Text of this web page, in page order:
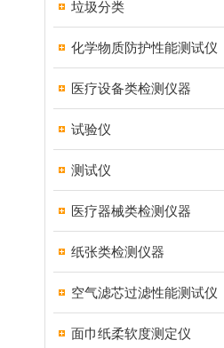
垃圾分类
化学物质防护性能测试仪
医疗设备类检测仪器
试验仪
测试仪
医疗器械类检测仪器
纸张类检测仪器
空气滤芯过滤性能测试仪
面巾纸柔软度测定仪